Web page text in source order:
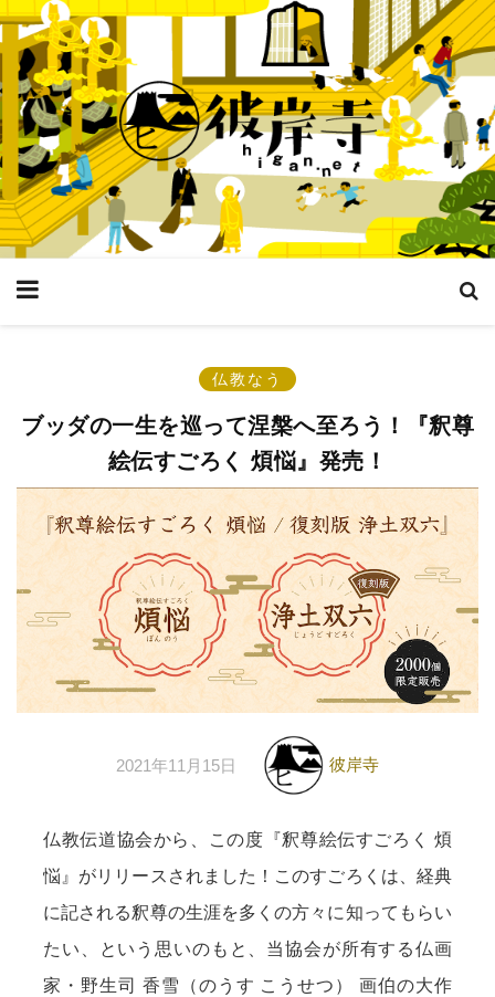
仏教なう
ブッダの一生を巡って涅槃へ至ろう！『釈尊
絵伝すごろく 煩悩』発売！
2021年11月15日 彼岸寺
仏教伝道協会から、この度『釈尊絵伝すごろく 煩
悩』がリリースされました！このすごろくは、経典
に記される釈尊の生涯を多くの方々に知ってもらい
たい、という思いのもと、当協会が所有する仏画
家・野生司 香雪（のうす こうせつ） 画伯の大作